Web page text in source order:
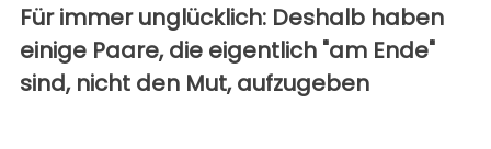
Für immer unglücklich: Deshalb haben
einige Paare, die eigentlich "am Ende"
sind, nicht den Mut, aufzugeben